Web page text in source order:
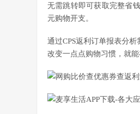
无需跳转即可获取完整省
元购物开支。
通过CPS返利订单报表分析
改变一点点购物习惯，就